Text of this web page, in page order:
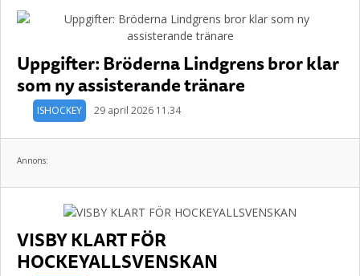
Uppgifter: Bröderna Lindgrens bror klar
som ny assisterande tränare
ISHOCKEY 29 april 2026 11.34
Annons:
VISBY KLART FÖR
HOCKEYALLSVENSKAN